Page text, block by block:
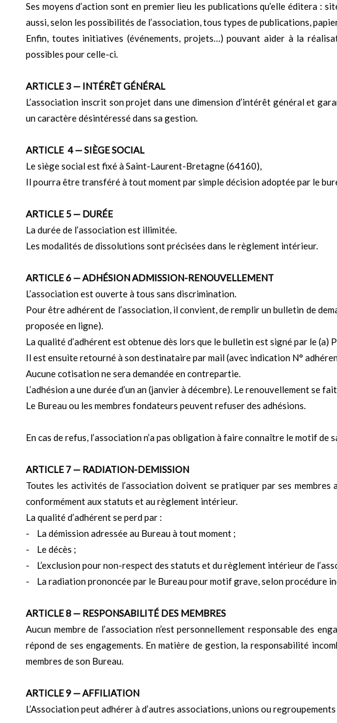
Ses moyens d’action sont en premier lieu les publications qu’elle éditera :
aussi, selon les possibilités de l’association, tous types de publications,
Enfin, toutes initiatives (événements, projets…) pouvant aider à la
possibles pour celle-ci.
ARTICLE 3 — INTÉRÊT GÉNÉRAL
L’association inscrit son projet dans une dimension d’intérêt général et
un caractère désintéressé dans sa gestion.
ARTICLE 4 — SIÈGE SOCIAL
Le siège social est fixé à Saint-Laurent-Bretagne (64160),
Il pourra être transféré à tout moment par simple décision adoptée par le
ARTICLE 5 — DURÉE
La durée de l’association est illimitée.
Les modalités de dissolutions sont précisées dans le règlement intérieur.
ARTICLE 6 — ADHÉSION ADMISSION-RENOUVELLEMENT
L’association est ouverte à tous sans discrimination.
Pour être adhérent de l’association, il convient, de remplir un bulletin de
proposée en ligne).
La qualité d’adhérent est obtenue dès lors que le bulletin est signé par le (a)
Il est ensuite retourné à son destinataire par mail (avec indication N°
Aucune cotisation ne sera demandée en contrepartie.
L’adhésion a une durée d’un an (janvier à décembre). Le renouvellement se
Le Bureau ou les membres fondateurs peuvent refuser des adhésions.
En cas de refus, l’association n’a pas obligation à faire connaître le motif de
ARTICLE 7 — RADIATION-DEMISSION
Toutes les activités de l’association doivent se pratiquer par ses
conformément aux statuts et au règlement intérieur.
La qualité d’adhérent se perd par :
- La démission adressée au Bureau à tout moment ;
- Le décès ;
- L’exclusion pour non-respect des statuts et du règlement intérieur de
- La radiation prononcée par le Bureau pour motif grave, selon procédure
ARTICLE 8 — RESPONSABILITÉ DES MEMBRES
Aucun membre de l’association n’est personnellement responsable des
répond de ses engagements. En matière de gestion, la responsabilité
membres de son Bureau.
ARTICLE 9 — AFFILIATION
L’Association peut adhérer à d’autres associations, unions ou